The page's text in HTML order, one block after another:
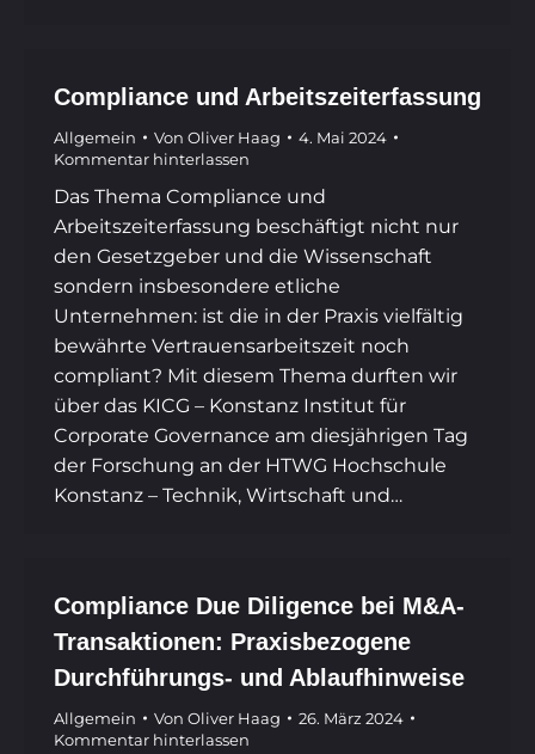
Compliance und Arbeitszeiterfassung
Allgemein Von Oliver Haag
4. Mai 2024
Kommentar hinterlassen
Das Thema Compliance und
Arbeitszeiterfassung beschäftigt nicht nur
den Gesetzgeber und die Wissenschaft
sondern insbesondere etliche
Unternehmen: ist die in der Praxis vielfältig
bewährte Vertrauensarbeitszeit noch
compliant? Mit diesem Thema durften wir
über das KICG – Konstanz Institut für
Corporate Governance am diesjährigen Tag
der Forschung an der HTWG Hochschule
Konstanz – Technik, Wirtschaft und…
Compliance Due Diligence bei M&A-
Transaktionen: Praxisbezogene
Durchführungs- und Ablaufhinweise
Allgemein Von Oliver Haag
26. März 2024
Kommentar hinterlassen